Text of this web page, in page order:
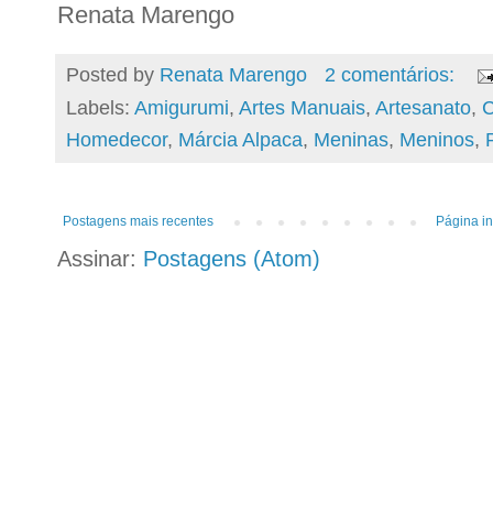
Renata Marengo
Posted by Renata Marengo
2 comentários:
Labels: Amigurumi, Artes Manuais, Artesanato,
Homedecor, Márcia Alpaca, Meninas, Meninos,
Postagens mais recentes Página
Assinar: Postagens (Atom)